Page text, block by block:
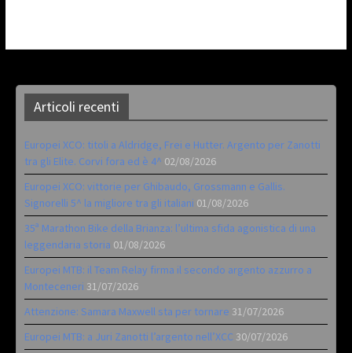
Articoli recenti
Europei XCO: titoli a Aldridge, Frei e Hutter. Argento per Zanotti
tra gli Elite. Corvi fora ed è 4^ 02/08/2026
Europei XCO: vittorie per Ghibaudo, Grossmann e Gallis.
Signorelli 5^ la migliore tra gli italiani 01/08/2026
35ª Marathon Bike della Brianza: l’ultima sfida agonistica di una
leggendaria storia 01/08/2026
Europei MTB: il Team Relay firma il secondo argento azzurro a
Monteceneri 31/07/2026
Attenzione: Samara Maxwell sta per tornare 31/07/2026
Europei MTB: a Juri Zanotti l’argento nell’XCC 30/07/2026